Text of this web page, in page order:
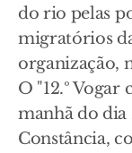
do rio pelas
migratórios
organização,
O "12.º
manhã do
Constância,